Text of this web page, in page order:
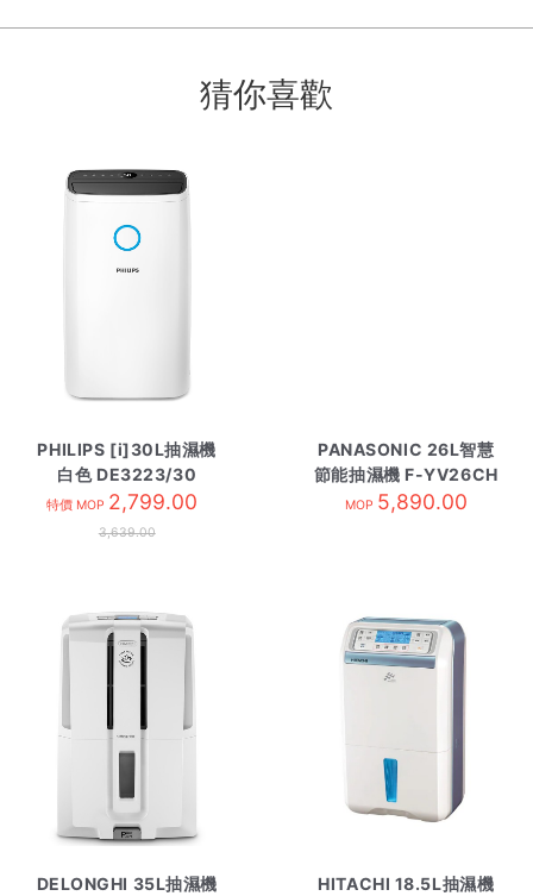
猜你喜歡
PHILIPS [i]30L抽濕機
白色 DE3223/30
[R134a]
特價 MOP 2,799.00
3,639.00
PANASONIC 26L智慧
節能抽濕機 F-YV26CH
MOP 5,890.00
DELONGHI 35L抽濕機
HITACHI 18.5L抽濕機